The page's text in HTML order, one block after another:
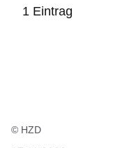
1 Eintrag
© HZD